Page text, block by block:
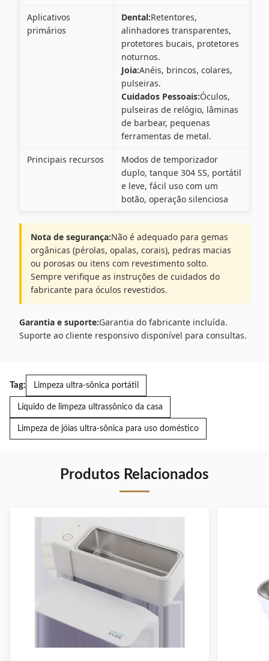
Aplicativos
primários
Dental:Retentores,
alinhadores transparentes,
protetores bucais, protetores
noturnos.
Joia:Anéis, brincos, colares,
pulseiras.
Cuidados Pessoais:Óculos,
pulseiras de relógio, lâminas
de barbear, pequenas
ferramentas de metal.
Principais recursos
Modos de temporizador
duplo, tanque 304 SS, portátil
e leve, fácil uso com um
botão, operação silenciosa
Nota de segurança:Não é adequado para gemas
orgânicas (pérolas, opalas, corais), pedras macias
ou porosas ou itens com revestimento solto.
Sempre verifique as instruções de cuidados do
fabricante para óculos revestidos.
Garantia e suporte:Garantia do fabricante incluída.
Suporte ao cliente responsivo disponível para consultas.
Tag: Limpeza ultra-sônica portátil
Líquido de limpeza ultrassônico da casa
Limpeza de jóias ultra-sônica para uso doméstico
Produtos Relacionados